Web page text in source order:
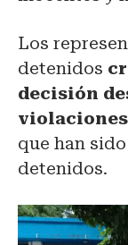
Los
detenidos
decisión
violaciones
que han
detenidos.